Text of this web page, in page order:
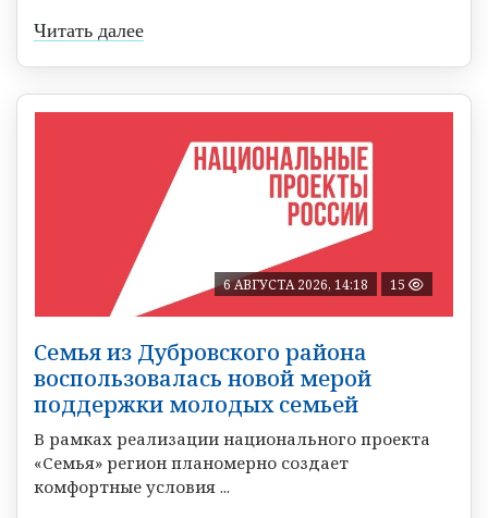
Читать далее
6 АВГУСТА 2026, 14:18 15
Семья из Дубровского района
воспользовалась новой мерой
поддержки молодых семьей
В рамках реализации национального проекта
«Семья» регион планомерно создает
комфортные условия ...